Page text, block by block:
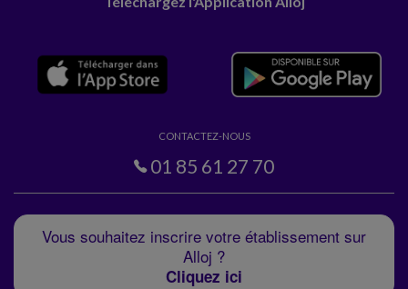
CONTACTEZ-NOUS
01 85 61 27 70
Vous souhaitez inscrire votre établissement sur
Alloj ?
Cliquez ici